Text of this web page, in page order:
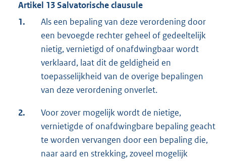
Artikel 13 Salvatorische clausule
1.
Als een bepaling van deze verordening door
een bevoegde rechter geheel of gedeeltelijk
nietig, vernietigd of onafdwingbaar wordt
verklaard, laat dit de geldigheid en
toepasselijkheid van de overige bepalingen
van deze verordening onverlet.
2.
Voor zover mogelijk wordt de nietige,
vernietigde of onafdwingbare bepaling geacht
te worden vervangen door een bepaling die,
naar aard en strekking, zoveel mogelijk